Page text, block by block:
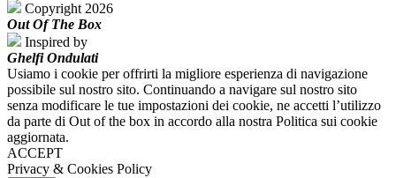
Copyright 2026
Out Of The Box
Inspired by
Ghelfi Ondulati
Usiamo i cookie per offrirti la migliore esperienza di navigazione
possibile sul nostro sito. Continuando a navigare sul nostro sito
senza modificare le tue impostazioni dei cookie, ne accetti l’utilizzo
da parte di Out of the box in accordo alla nostra Politica sui cookie
aggiornata.
ACCEPT
Privacy & Cookies Policy